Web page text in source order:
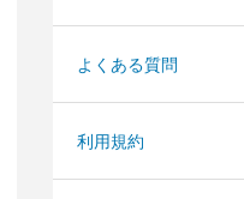
よくある質問
利用規約